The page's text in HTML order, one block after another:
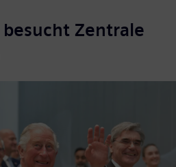
besucht Zentrale